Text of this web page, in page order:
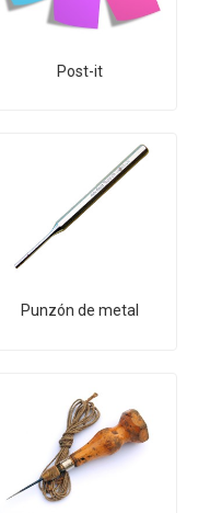
Post-it
Punzón de metal